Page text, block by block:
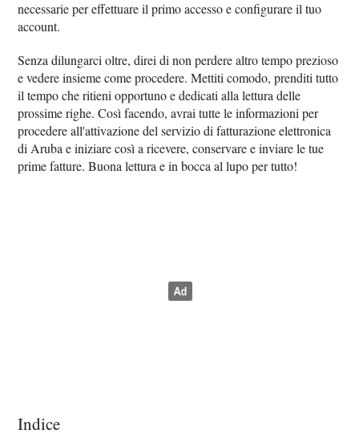
necessarie per effettuare il primo accesso e configurare il tuo
account.
Senza dilungarci oltre, direi di non perdere altro tempo prezioso
e vedere insieme come procedere. Mettiti comodo, prenditi tutto
il tempo che ritieni opportuno e dedicati alla lettura delle
prossime righe. Così facendo, avrai tutte le informazioni per
procedere all'attivazione del servizio di fatturazione elettronica
di Aruba e iniziare così a ricevere, conservare e inviare le tue
prime fatture. Buona lettura e in bocca al lupo per tutto!
Indice